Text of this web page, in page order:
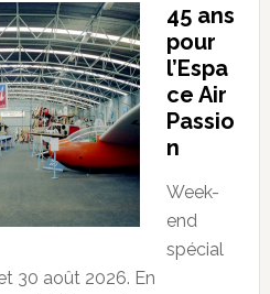
45 ans
pour
l’Espa
ce Air
Passio
n
Week-
end
spécial
30 août 2026. En